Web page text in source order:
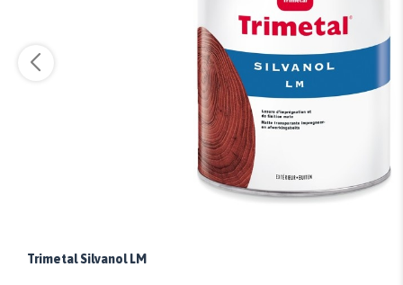
Trimetal Silvanol LM